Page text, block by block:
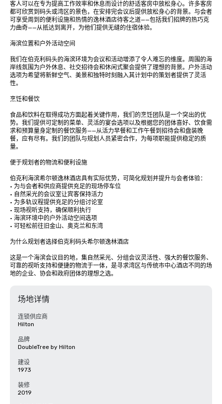
客人可以在专为提高工作效率和休息而设计的舒适客房中放松身心。许多客房
都可欣赏到码头或湾区的景色，在安排完会议后提供放松身心的背景。与会者
可享受周到的便利设施和热情的逸林酒店待客之道——包括我们招牌的热巧克
力曲奇——从抵达到离开，为他们提供无缝的住宿体验。
海滨位置和户外活动空间
我们在伯克利码头的海滨环境为会议和活动增添了令人难忘的维度。周围的海
岸线氛围为户外休息、社交招待会和休闲式聚会提供了理想的背景。户外活动
选项为希望将新鲜空气、美景和独特时刻融入其计划中的策划者提供了灵活
性。
烹饪和餐饮
食品和饮料在取得成功方面起着关键作用，我们的烹饪团队是一个突出的优
势。我们提供可定制的菜单、灵活的宴会选项以及根据您的团体喜好、饮食需
求和预算量身定制的餐饮服务——从活力早餐和工作午餐到招待会和盘装晚
餐，应有尽有。我们的团队与规划人员紧密合作，为每项职能提供稳定的质
量。
便于规划者的物流和便利设施
伯克利海滨希尔顿逸林酒店具有实际优势，可简化规划并提升与会者体验：
• 为与会者和供应商提供充足的现场停车位
• 自然采光的会议室让宾客保持活力
• 为多轨议程提供充足的分组讨论室
• 现场视听支持，确保顺利执行
• 海滨环境中的户外活动空间选项
• 可轻松前往旧金山、奥克兰和东湾
为什么规划者选择伯克利码头希尔顿逸林酒店
这是一个海滨会议目的地，集自然采光、分组会议灵活性、强大的餐饮服务、
可靠的视听支持和便捷的物流于一体，是寻求湾区与传统市中心酒店不同的场
地的企业、协会和政府团体的理想之选。
场地详情
连锁供应商
Hilton
品牌
DoubleTree by Hilton
建设
1973
装修
2019